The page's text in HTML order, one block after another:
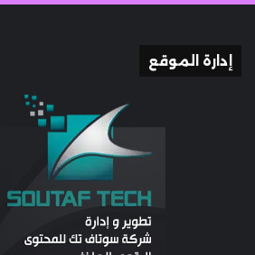
إدارة الموقع